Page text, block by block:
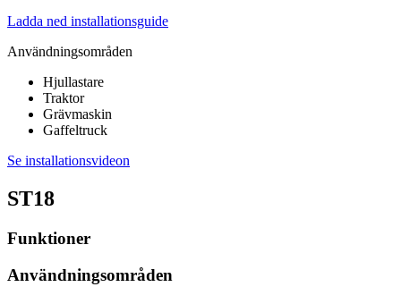
Ladda ned installationsguide
Användningsområden
Hjullastare
Traktor
Grävmaskin
Gaffeltruck
Se installationsvideon
ST18
Funktioner
Användningsområden